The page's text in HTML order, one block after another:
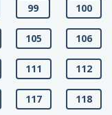
99 100
105 106
111 112
117 118